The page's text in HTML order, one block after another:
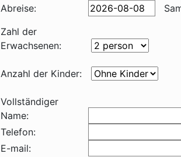
Abreise:
Zahl der
Erwachsenen:
Anzahl der Kinder:
Vollständiger
Name:
Telefon:
E-mail: